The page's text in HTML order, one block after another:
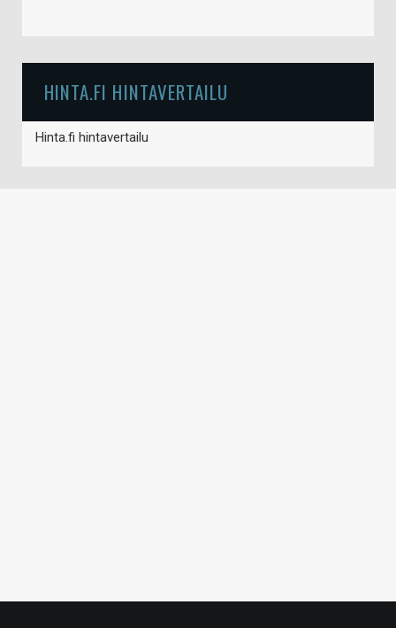
HINTA.FI HINTAVERTAILU
Hinta.fi hintavertailu